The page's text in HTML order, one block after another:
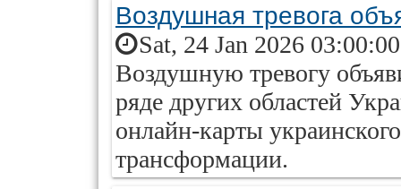
Воздушная тревога
Sat, 24 Jan 2026
Воздушную тревогу
ряде других областей
онлайн-карты
трансформации.